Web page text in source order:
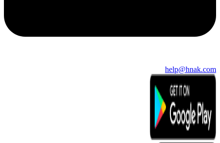
help@hnak.com